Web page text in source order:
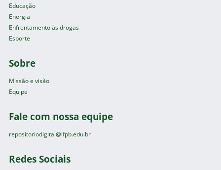
Educação
Energia
Enfrentamento às drogas
Esporte
Sobre
Missão e visão
Equipe
Fale com nossa equipe
repositoriodigital@ifpb.edu.br
Redes Sociais